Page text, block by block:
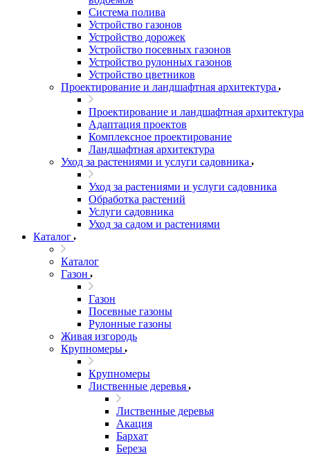
Система полива
Устройство газонов
Устройство дорожек
Устройство посевных газонов
Устройство рулонных газонов
Устройство цветников
Проектирование и ландшафтная архитектура
Проектирование и ландшафтная архитектура
Адаптация проектов
Комплексное проектирование
Ландшафтная архитектура
Уход за растениями и услуги садовника
Уход за растениями и услуги садовника
Обработка растений
Услуги садовника
Уход за садом и растениями
Каталог
Каталог
Газон
Газон
Посевные газоны
Рулонные газоны
Живая изгородь
Крупномеры
Крупномеры
Лиственные деревья
Лиственные деревья
Акация
Бархат
Береза